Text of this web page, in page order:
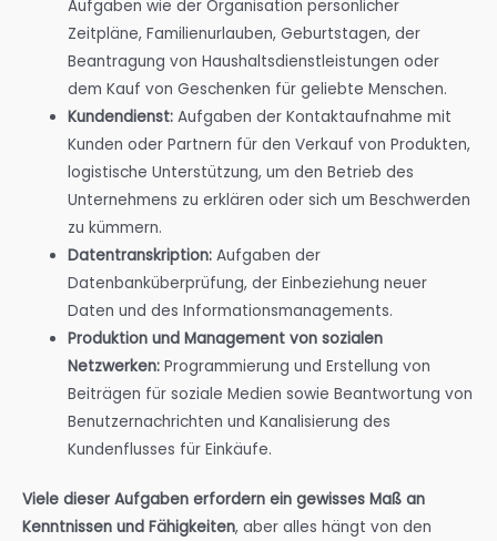
Aufgaben wie der Organisation persönlicher
Zeitpläne, Familienurlauben, Geburtstagen, der
Beantragung von Haushaltsdienstleistungen oder
dem Kauf von Geschenken für geliebte Menschen.
Kundendienst:Aufgaben der Kontaktaufnahme mit
Kunden oder Partnern für den Verkauf von Produkten,
logistische Unterstützung, um den Betrieb des
Unternehmens zu erklären oder sich um Beschwerden
zu kümmern.
Datentranskription: Aufgaben der
Datenbanküberprüfung, der Einbeziehung neuer
Daten und des Informationsmanagements.
Produktion und Management von sozialen
Netzwerken: Programmierung und Erstellung von
Beiträgen für soziale Medien sowie Beantwortung von
Benutzernachrichten und Kanalisierung des
Kundenflusses für Einkäufe.
Viele dieser Aufgaben erfordern ein gewisses Maß an
Kenntnissen und Fähigkeiten, aber alles hängt von den